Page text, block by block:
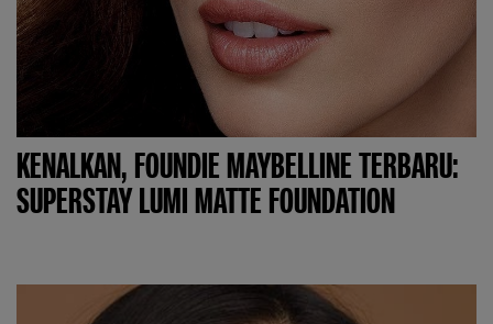
KENALKAN, FOUNDIE MAYBELLINE TERBARU:
SUPERSTAY LUMI MATTE FOUNDATION